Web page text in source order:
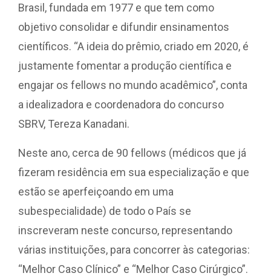
Brasil, fundada em 1977 e que tem como
objetivo consolidar e difundir ensinamentos
científicos. “A ideia do prêmio, criado em 2020, é
justamente fomentar a produção científica e
engajar os fellows no mundo acadêmico”, conta
a idealizadora e coordenadora do concurso
SBRV, Tereza Kanadani.
Neste ano, cerca de 90 fellows (médicos que já
fizeram residência em sua especialização e que
estão se aperfeiçoando em uma
subespecialidade) de todo o País se
inscreveram neste concurso, representando
várias instituições, para concorrer às categorias:
“Melhor Caso Clínico” e “Melhor Caso Cirúrgico”.